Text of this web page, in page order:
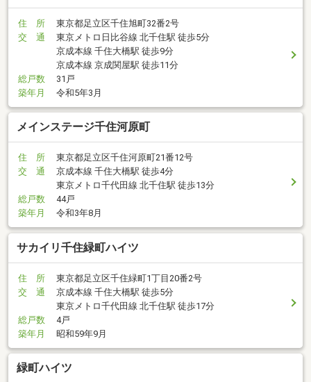
住 所
東京都足立区千住旭町32番2号
交 通
東京メトロ日比谷線 北千住駅 徒歩5分
京成本線 千住大橋駅 徒歩9分
京成本線 京成関屋駅 徒歩11分
総戸数
31戸
築年月
令和5年3月
メインステージ千住河原町
住 所
東京都足立区千住河原町21番12号
交 通
京成本線 千住大橋駅 徒歩4分
東京メトロ千代田線 北千住駅 徒歩13分
総戸数
44戸
築年月
令和3年8月
サカイリ千住緑町ハイツ
住 所
東京都足立区千住緑町1丁目20番2号
交 通
京成本線 千住大橋駅 徒歩5分
東京メトロ千代田線 北千住駅 徒歩17分
総戸数
4戸
築年月
昭和59年9月
緑町ハイツ